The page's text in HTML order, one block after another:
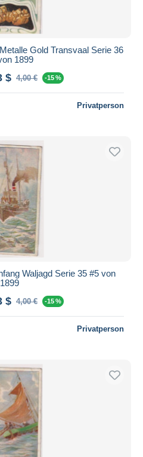
Gold Transvaal Serie 36
1899
$ 4,00 € -15 %
Privatperson
Waljagd Serie 35 #5 von
1899
$ 4,00 € -15 %
Privatperson